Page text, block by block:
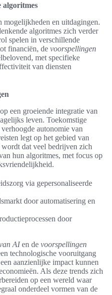
algoritmes
en uitdagingen.
algoritmes zich verder
spelen in verschillende
financiën, de voorspellingen
met specifieke
van diensten
een groeiende integratie van
leven. Toekomstige
autonomie van
legt op het gebied van
dat veel bedrijven zich
hun algoritmes, met focus op
via gepersonaliseerde
door automatisering en
door
AIen de voorspellingen
technologische vooruitgang
aanzienlijke impact kunnen
Als deze trends zich
op een wereld waar
onderdeel vormen van de